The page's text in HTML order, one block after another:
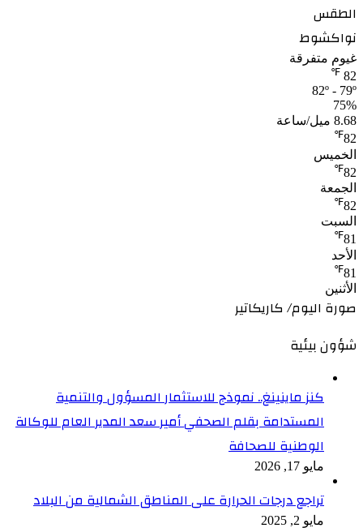
الطقس
نواكشوط
غيوم متفرقة
82
℉
82º - 79º
75%
8.68 ميل/ساعة
82
℉
الخميس
82
℉
الجمعة
82
℉
السبت
81
℉
الأحد
81
℉
الأثنين
صورة اليوم/ كاريكاتير
شؤون بيئية
كنز ماينينغ.. نموذج للاستثمار المسؤول والتنمية
المستدامة بقلم الصحفي أمير سعد المدير العام للوكالة
الوطنية للصحافة
مايو 17, 2026
تراجع درجات الحرارة على المناطق الشمالية من البلاد
مايو 2, 2025